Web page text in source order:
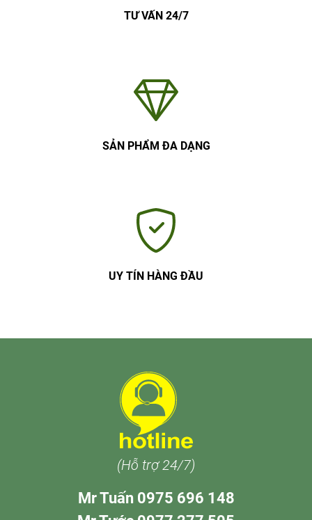
TƯ VẤN 24/7
SẢN PHẨM ĐA DẠNG
UY TÍN HÀNG ĐẦU
(Hỗ trợ 24/7)
Mr Tuấn 0975 696 148